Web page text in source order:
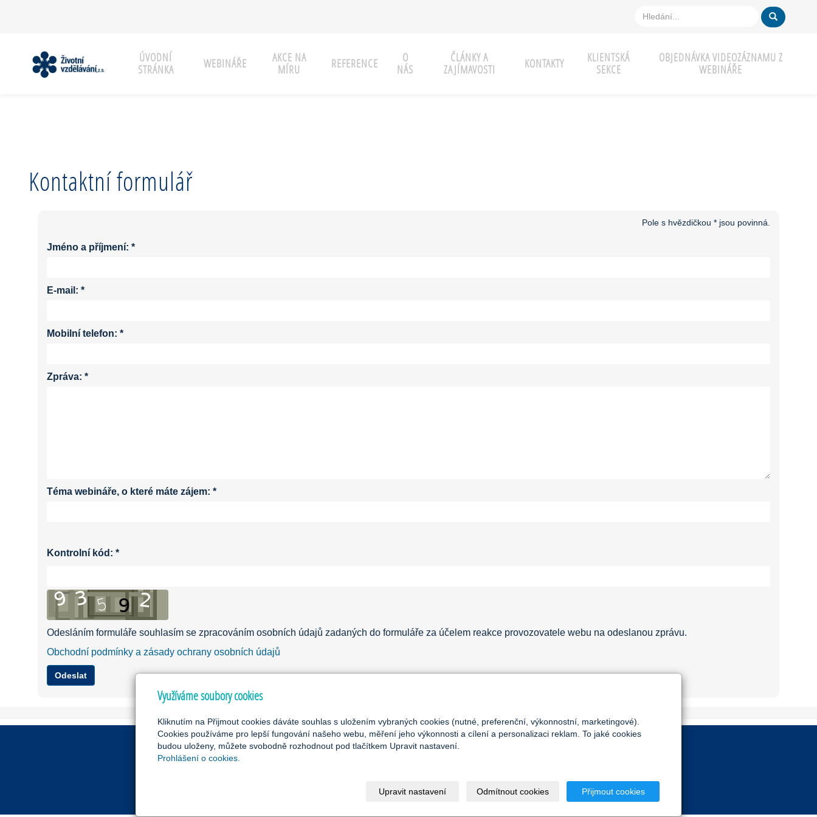
ÚVODNÍ
STRÁNKA
WEBINÁŘE
AKCE NA
MÍRU
REFERENCE
O
NÁS
ČLÁNKY A
ZAJÍMAVOSTI
KONTAKTY
KLIENTSKÁ
SEKCE
OBJEDNÁVKA VIDEOZÁZNAMU Z
WEBINÁŘE
Kontaktní formulář
Pole s hvězdičkou * jsou povinná.
*
Jméno a příjmení:
*
E-mail:
*
Mobilní telefon:
*
Zpráva:
*
Téma webináře, o které máte zájem:
*
Kontrolní kód:
Odesláním formuláře souhlasím se zpracováním osobních údajů zadaných do formuláře za účelem reakce provozovatele webu na odeslanou zprávu.
Obchodní podmínky a zásady ochrany osobních údajů
Využíváme soubory cookies
Kliknutím na Přijmout cookies dáváte souhlas s uložením vybraných cookies (nutné, preferenční, výkonnostní, marketingové).
Cookies používáme pro lepší fungování našeho webu, měření jeho výkonnosti a cílení a personalizaci reklam. To jaké cookies
budou uloženy, můžete svobodně rozhodnout pod tlačítkem Upravit nastavení.
Prohlášení o cookies.
Upravit nastavení Odmítnout cookies Přijmout cookies